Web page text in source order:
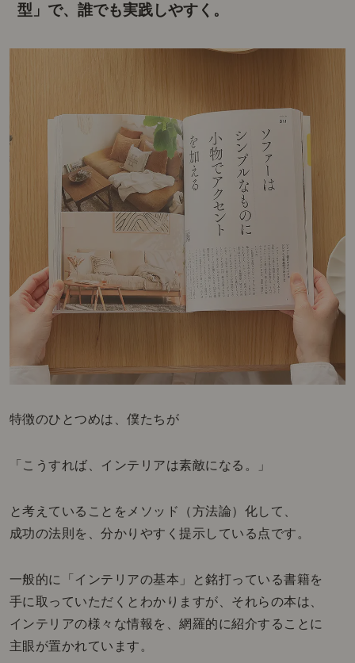
型」で、誰でも実践しやすく。
特徴のひとつめは、僕たちが
「こうすれば、インテリアは素敵になる。」
と考えていることをメソッド（方法論）化して、
成功の法則を、分かりやすく提示している点です。
一般的に「インテリアの基本」と銘打っている書籍を
手に取っていただくとわかりますが、それらの本は、
インテリアの様々な情報を、網羅的に紹介することに
主眼が置かれています。